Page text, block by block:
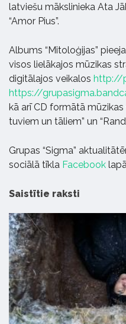
latviešu mākslinieka Ata
“Amor Pius”.
Albums “Mitoloģijas”
visos lielākajos mūzikas
digitālajos veikalos http://
https://
kā arī CD formātā mūzikas
tuviem un tāliem” un
Grupas “Sigma”
sociālā tīkla Facebook
Saistītie raksti